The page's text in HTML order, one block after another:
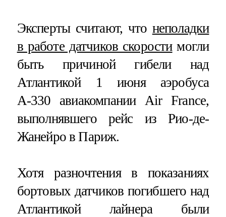
Эксперты считают, что неполадки
в работе датчиков скоростимогли
быть причиной гибели над
Атлантикой 1 июня аэробуса
А-330 авиакомпании Air France,
выполнявшего рейс из Рио-де-
Жанейро в Париж.
Хотя разночтения в показаниях
бортовых датчиков погибшего над
Атлантикой лайнера были